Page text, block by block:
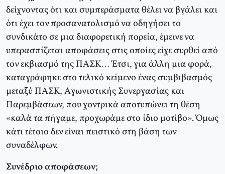
δείχνοντας ότι και συμπεράσματα θέλει να βγάλει και
ότι έχει τον προσανατολισμό να οδηγήσει το
συνδικάτο σε μια διαφορετική πορεία, έμεινε να
υπερασπίζεται αποφάσεις στις οποίες είχε συρθεί από
τον εκβιασμό της ΠAΣK… Έτσι, για άλλη μια φορά,
καταγράφηκε στο τελικό κείμενο ένας συμβιβασμός
μεταξύ ΠAΣK, Aγωνιστικής Συνεργασίας και
Παρεμβάσεων, που χοντρικά αποτυπώνει τη θέση
«καλά τα πήγαμε, προχωράμε στο ίδιο μοτίβο». Όμως
κάτι τέτοιο δεν είναι πειστικό στη βάση των
συναδέλφων.
Συνέδριο αποφάσεων;